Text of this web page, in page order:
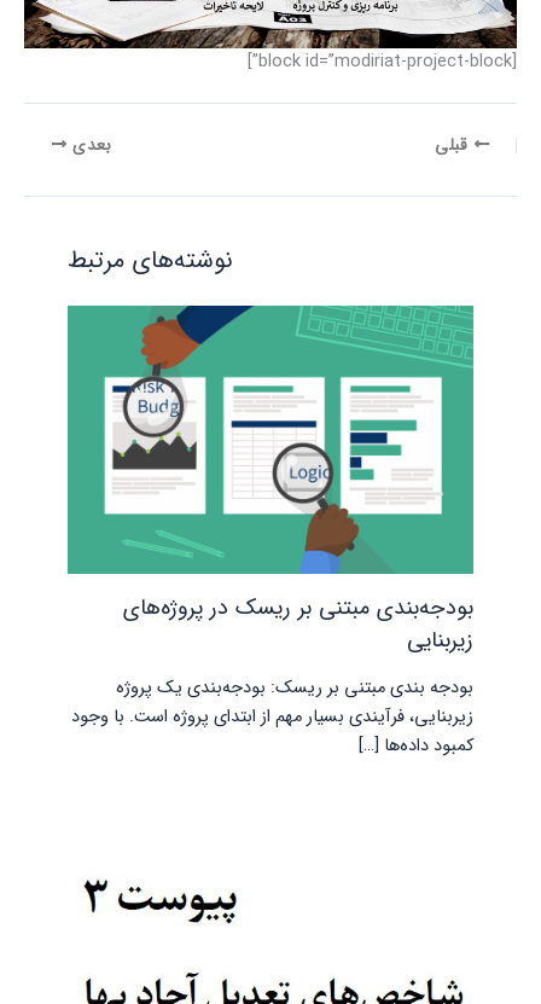
[block id=”modiriat-project-block”]
قبلی بعدی
نوشته‌های مرتبط
بودجه‌بندی مبتنی بر ریسک در پروژه‌های
زیربنایی
بودجه بندی مبتنی بر ریسک: بودجه‌بندی یک پروژه
زیربنایی، فرآیندی بسیار مهم از ابتدای پروژه است. با وجود
کمبود داده‌ها […]